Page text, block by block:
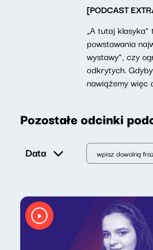
[PODCAST
„A tutaj
powstawania
wystawy”, czy
odkrytych.
nawiążemy więc
Pozostałe odcinki
Data